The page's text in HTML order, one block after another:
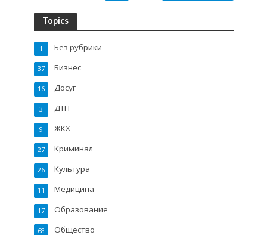
Topics
Без рубрики
1
Бизнес
37
Досуг
16
ДТП
3
ЖКХ
9
Криминал
27
Культура
26
Медицина
11
Образование
17
Общество
68